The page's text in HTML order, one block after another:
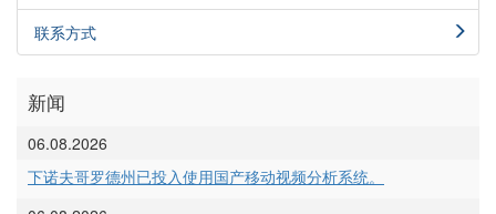
联系方式
新闻
06.08.2026
下诺夫哥罗德州已投入使用国产移动视频分析系统。